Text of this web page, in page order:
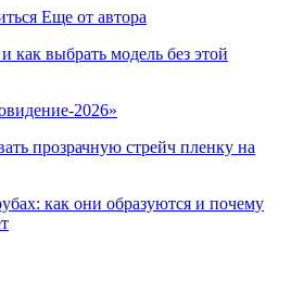
Еще от автора
как выбрать модель без этой
2026»
прозрачную стрейч пленку на
как они образуются и почему